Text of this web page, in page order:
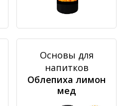
Основы для
напитков
Облепиха лимон
мед